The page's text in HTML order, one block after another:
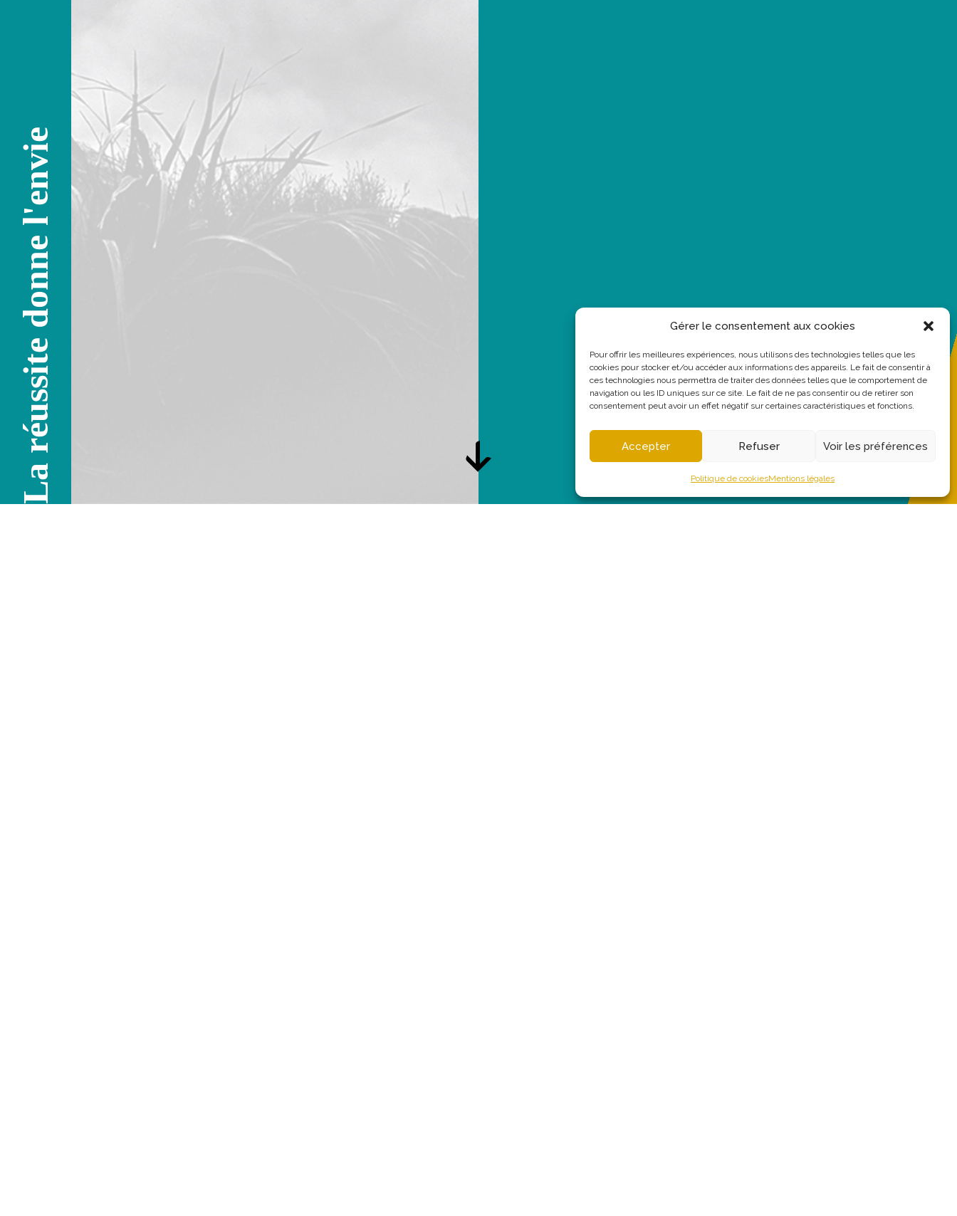
Gérer le consentement aux cookies
Pour offrir les meilleures expériences, nous utilisons des technologies telles que les
cookies pour stocker et/ou accéder aux informations des appareils. Le fait de consentir à
ces technologies nous permettra de traiter des données telles que le comportement de
navigation ou les ID uniques sur ce site. Le fait de ne pas consentir ou de retirer son
consentement peut avoir un effet négatif sur certaines caractéristiques et fonctions.
Accepter Refuser Voir les préférences
Politique de cookiesMentions légales
La réussite donne l'envie